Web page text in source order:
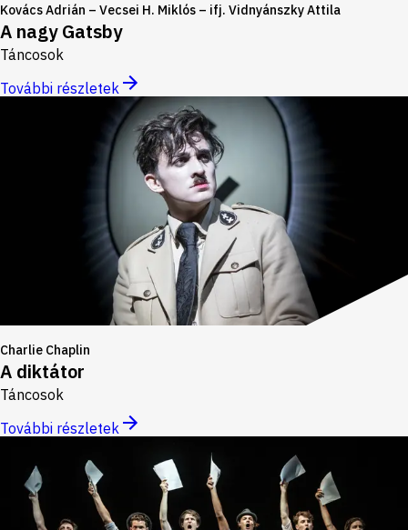
Kovács Adrián – Vecsei H. Miklós – ifj. Vidnyánszky Attila
A nagy Gatsby
Táncosok
További részletek
Charlie Chaplin
A diktátor
Táncosok
További részletek